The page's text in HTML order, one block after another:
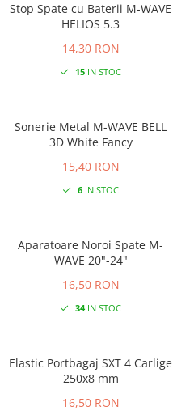
Stop Spate cu Baterii M-WAVE
HELIOS 5.3
14,30 RON
15IN STOC
Sonerie Metal M-WAVE BELL
3D White Fancy
15,40 RON
6IN STOC
Aparatoare Noroi Spate M-
WAVE 20"-24"
16,50 RON
34IN STOC
Elastic Portbagaj SXT 4 Carlige
250x8 mm
16,50 RON